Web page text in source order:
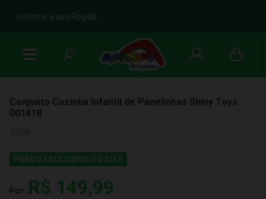
b
Informe a sua Região
Conjunto Cozinha Infantil de Panelinhas Shiny Toys
001418
37534
PREÇO EXCLUSIVO DO SITE
Por: R$ 149,99